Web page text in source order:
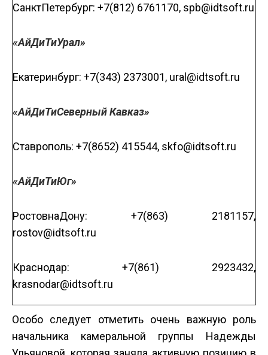
Санкт­Петербург: +7(812) 676­1170, spb@idtsoft.ru
«АйДиТи­Урал»
Екатеринбург: +7(343) 237­3001, ural@idtsoft.ru
«АйДиТи­Северный Кавказ»
Ставрополь: +7(8652) 41­55­44, skfo@idtsoft.ru
«АйДиТи­Юг»
Ростов­на­Дону: +7(863) 218­1157,
rostov@idtsoft.ru
Краснодар: +7(861) 292­3432,
krasnodar@idtsoft.ru
Особо следует отметить очень важную роль
начальника камеральной группы Надежды